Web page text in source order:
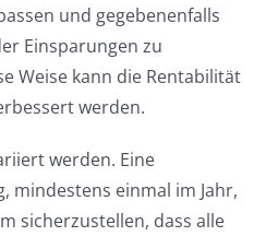
und gegebenenfalls
Einsparungen zu
Weise kann die Rentabilität
werden.
werden. Eine
mindestens einmal im Jahr,
sicherzustellen, dass alle